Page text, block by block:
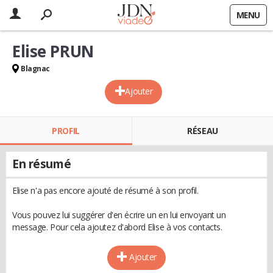
MENU
Ajouter
Elise PRUN
Blagnac
PROFIL RÉSEAU
En résumé
Elise n'a pas encore ajouté de résumé à son profil.
Vous pouvez lui suggérer d'en écrire un en lui envoyant un
message. Pour cela ajoutez d'abord Elise à vos contacts.
Ajouter